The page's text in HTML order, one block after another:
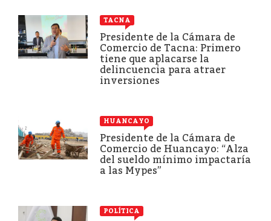
TACNA
Presidente de la Cámara de
Comercio de Tacna: Primero
tiene que aplacarse la
delincuencia para atraer
inversiones
HUANCAYO
Presidente de la Cámara de
Comercio de Huancayo: “Alza
del sueldo mínimo impactaría
a las Mypes”
POLÍTICA